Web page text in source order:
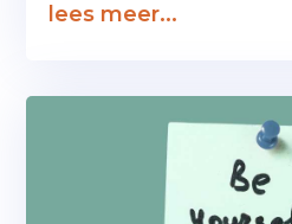
lees meer...